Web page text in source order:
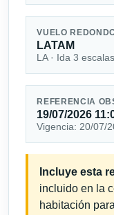
VUELO
LATAM
LA · Ida 3
REFERENCIA
19/07/2026
Vigencia: 20/07/
Incluye esta
incluido en la
habitación